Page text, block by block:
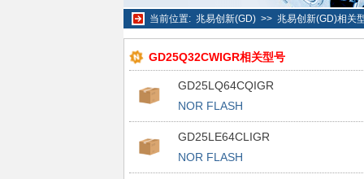
当前位置: 兆易创新(GD)>> 兆易创新(GD)相关
GD25Q32CWIGR相关型号
GD25LQ64CQIGR
NOR FLASH
GD25LE64CLIGR
NOR FLASH